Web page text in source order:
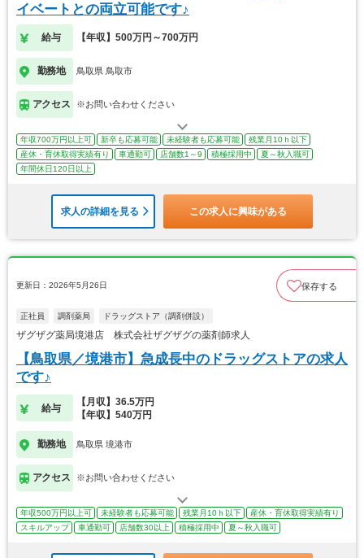
イベートとの両立可能です♪
給与 【年収】500万円～700万円
勤務地 鳥取県 鳥取市
アクセス ※お問い合わせください
年収700万円以上可 新卒も応募可能 未経験者も応募可能
残業月10ｈ以下
産休・育休取得実績有り
車通勤可 店舗数1～9 積極採用中
夏～秋入職可
年間休日120日以上
求人の詳細を見る この求人に興味がある
更新日：2026年5月26日 保存する
正社員 調剤薬局 ドラッグストア（調剤併設）
ザグザグ薬局境港店 株式会社ザグザグの薬剤師求人
【鳥取県／境港市】急成長中のドラッグストアの求人
です♪
給与
【月収】36.5万円
【年収】540万円
勤務地 鳥取県 境港市
アクセス ※お問い合わせください
年収500万円以上可 未経験者も応募可能 残業月10ｈ以下
産休・育休取得実績有り
スキルアップ
車通勤可 店舗数30以上 積極採用中 夏～秋入職可